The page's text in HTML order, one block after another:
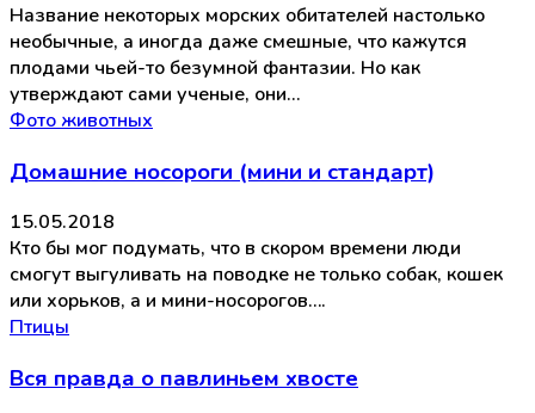
Название некоторых морских обитателей настолько
необычные, а иногда даже смешные, что кажутся
плодами чьей-то безумной фантазии. Но как
утверждают сами ученые, они…
Фото животных
Домашние носороги (мини и стандарт)
15.05.2018
Кто бы мог подумать, что в скором времени люди
смогут выгуливать на поводке не только собак, кошек
или хорьков, а и мини-носорогов….
Птицы
Вся правда о павлиньем хвосте